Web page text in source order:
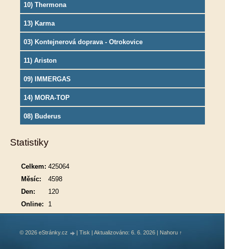
10) Thermona
13) Karma
03) Kontejnerová doprava - Otrokovice
11) Ariston
09) IMMERGAS
14) MORA-TOP
08) Buderus
Statistiky
Online: 1
Celkem: 425064
Měsíc:
4598
Den:
120
© 2026 eStránky.cz | Tisk | Aktualizováno: 6. 6. 2026 | Nahoru ↑